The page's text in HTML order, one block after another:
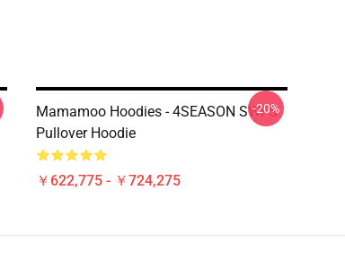
Mamamoo Hoodies - 4SEASON SWFS
Pullover Hoodie
￥622,775 - ￥724,275
-20%